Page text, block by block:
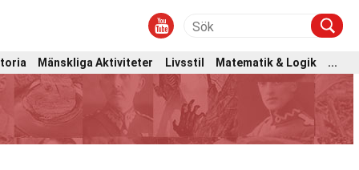
Mänskliga Aktiviteter Livsstil Matematik & Logik ...